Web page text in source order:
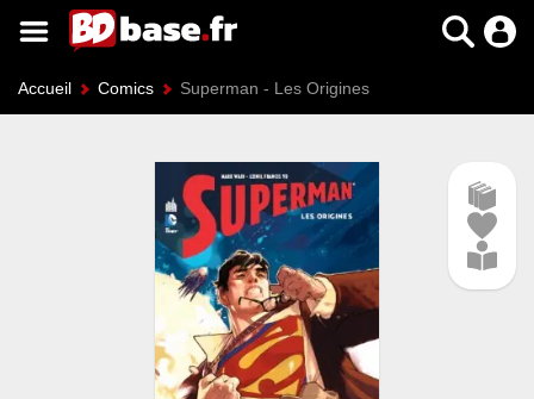
Accueil Comics Superman - Les Origines